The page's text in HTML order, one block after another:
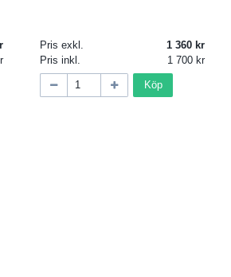
Pris exkl.
1 360
Pris inkl.
1 700
Köp